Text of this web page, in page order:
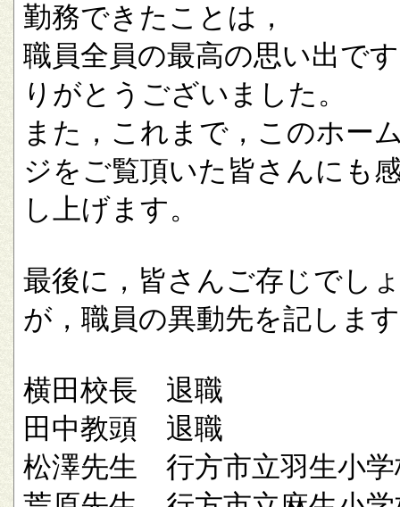
勤務できたことは，
職員全員の最高の思い出で
りがとうございました。
また，これまで，このホー
ジをご覧頂いた皆さんにも
し上げます。
最後に，皆さんご存じでし
が，職員の異動先を記しま
横田校長 退職
田中教頭 退職
松澤先生 行方市立羽生小学